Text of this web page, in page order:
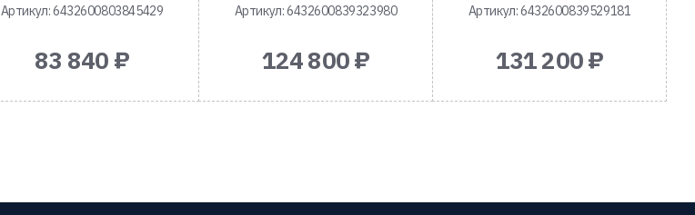
Артикул: 6432600803845429
83 840 ₽
Артикул: 6432600839323980
124 800 ₽
Артикул: 6432600839529181
131 200 ₽